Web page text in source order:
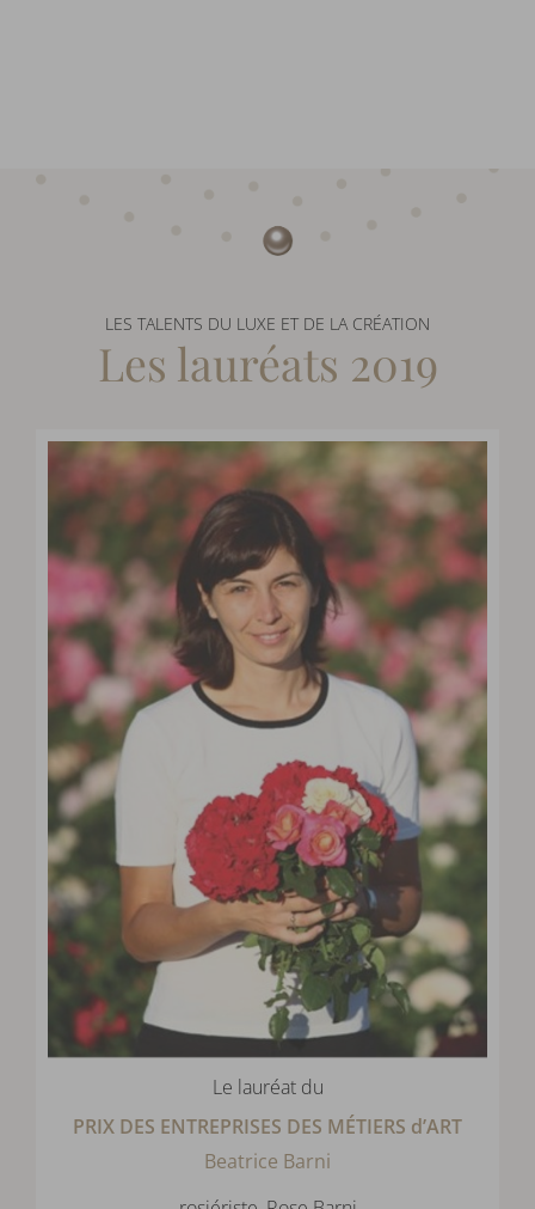
LES TALENTS DU LUXE ET DE LA CRÉATION
Les lauréats 2019
Le lauréat du
PRIX DES ENTREPRISES DES MÉTIERS d’ART
Beatrice Barni